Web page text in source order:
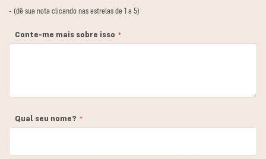
12
3
4
5
- (dê sua nota clicando nas estrelas de 1 a 5)
Conte-me mais sobre isso
Qual seu nome?